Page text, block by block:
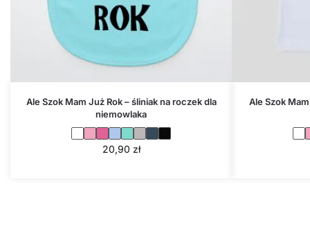
Ale Szok Mam Już Rok – śliniak na roczek dla
niemowlaka
20,90 zł
Ale Szok